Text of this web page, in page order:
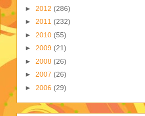
► 2012 (286)
► 2011 (232)
► 2010 (55)
► 2009 (21)
► 2008 (26)
► 2007 (26)
► 2006 (29)